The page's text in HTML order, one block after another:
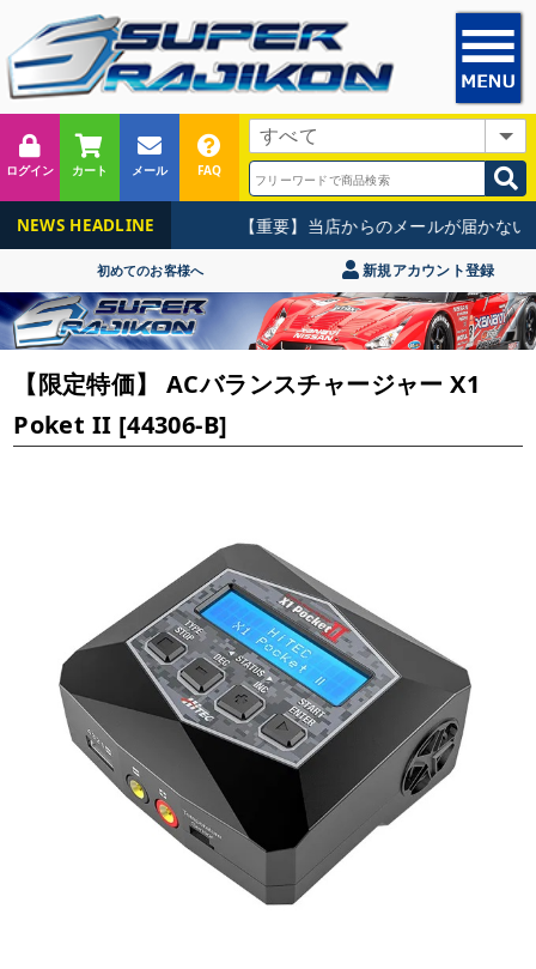
ログイン カート メール FAQ
NEWS HEADLINE 【重要】当店からのメールが届かない
初めてのお客様へ 新規アカウント登録
【限定特価】 ACバランスチャージャー X1
Poket II [44306-B]